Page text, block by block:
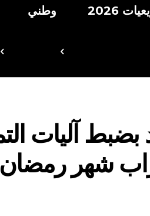
2026 وطني
بضبط آليات
شهر رمضان